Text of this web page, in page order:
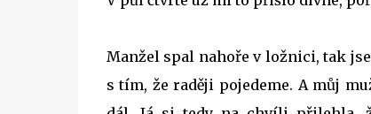
Manžel spal nahoře v ložnici, tak
s tím, že raději pojedeme. A můj